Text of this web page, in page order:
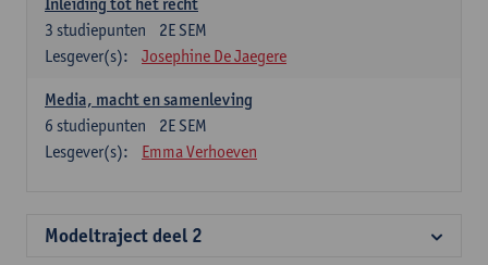
2E SEM
3 studiepunten
Lesgever(s):
Josephine De Jaegere
Media, macht en samenleving
2E SEM
6 studiepunten
Lesgever(s):
Emma Verhoeven
Modeltraject deel 2